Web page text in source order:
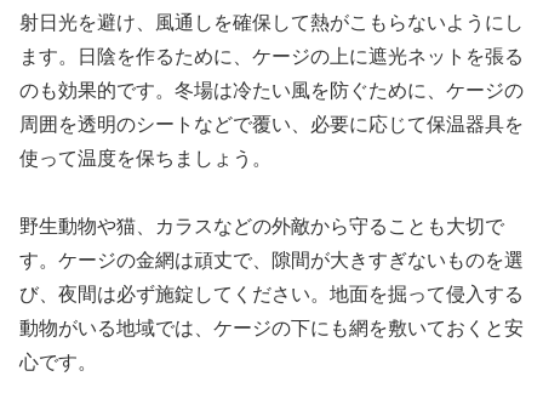
射日光を避け、風通しを確保して熱がこもらないようにし
ます。日陰を作るために、ケージの上に遮光ネットを張る
のも効果的です。冬場は冷たい風を防ぐために、ケージの
周囲を透明のシートなどで覆い、必要に応じて保温器具を
使って温度を保ちましょう。
野生動物や猫、カラスなどの外敵から守ることも大切で
す。ケージの金網は頑丈で、隙間が大きすぎないものを選
び、夜間は必ず施錠してください。地面を掘って侵入する
動物がいる地域では、ケージの下にも網を敷いておくと安
心です。